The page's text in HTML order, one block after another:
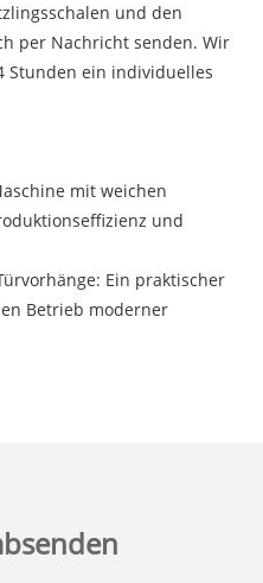
und den
per Nachricht senden. Wir
Stunden ein individuelles
mit weichen
und
Ein praktischer
Betrieb moderner